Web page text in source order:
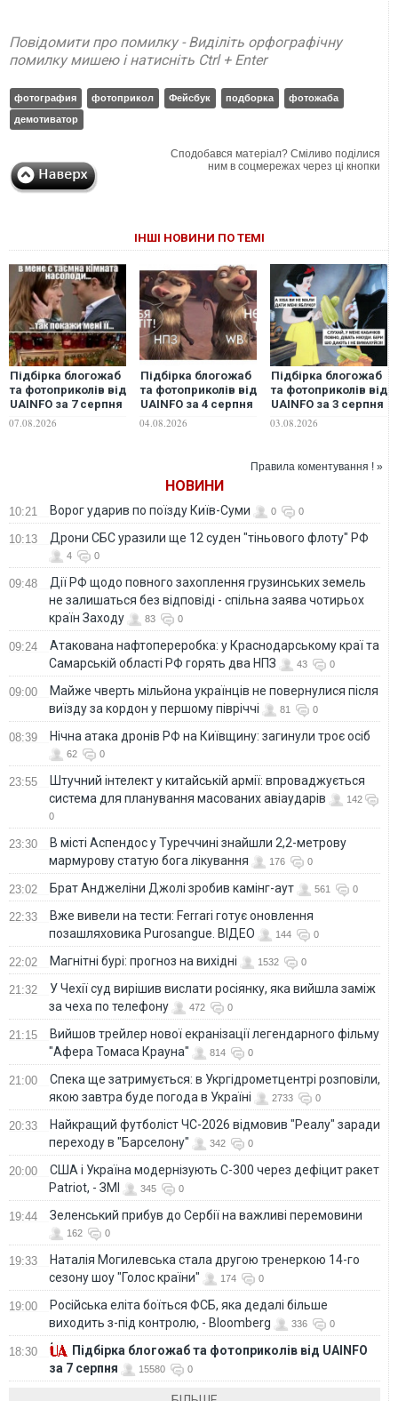
Повідомити про помилку - Виділіть орфографічну
помилку мишею і натисніть Ctrl + Enter
фотография фотоприкол Фейсбук подборка
фотожаба
демотиватор
Сподобався матеріал? Сміливо поділися
ним в соцмережах через ці кнопки
ІНШІ НОВИНИ ПО ТЕМІ
Підбірка блогожаб
та фотоприколів від
UAINFO за 7 серпня
07.08.2026
Підбірка блогожаб
та фотоприколів від
UAINFO за 4 серпня
04.08.2026
Підбірка блогожаб
та фотоприколів від
UAINFO за 3 серпня
03.08.2026
Правила коментування ! »
НОВИНИ
10:21 Ворог ударив по поїзду Київ-Суми 0 0
10:13 Дрони СБС уразили ще 12 суден "тіньового флоту" РФ
4 0
09:48
Дії РФ щодо повного захоплення грузинських земель
не залишаться без відповіді - спільна заява чотирьох
країн Заходу
83 0
09:24
Атакована нафтопереробка: у Краснодарському краї та
Самарській області РФ горять два НПЗ
43 0
09:00
Майже чверть мільйона українців не повернулися після
виїзду за кордон у першому півріччі
81 0
08:39 Нічна атака дронів РФ на Київщину: загинули троє осіб
62 0
23:55
Штучний інтелект у китайській армії: впроваджується
система для планування масованих авіаударів
142
0
23:30
В місті Аспендос у Туреччині знайшли 2,2-метрову
мармурову статую бога лікування
176 0
23:02 Брат Анджеліни Джолі зробив камінг-аут 561 0
22:33
Вже вивели на тести: Ferrari готує оновлення
позашляховика Purosangue. ВІДЕО
144 0
22:02 Магнітні бурі: прогноз на вихідні 1532 0
21:32
У Чехії суд вирішив вислати росіянку, яка вийшла заміж
за чеха по телефону
472 0
21:15
Вийшов трейлер нової екранізації легендарного фільму
"Афера Томаса Крауна"
814 0
21:00
Спека ще затримується: в Укргідрометцентрі розповіли,
якою завтра буде погода в Україні
2733 0
20:33
Найкращий футболіст ЧС-2026 відмовив "Реалу" заради
переходу в "Барселону"
342 0
20:00
США і Україна модернізують С-300 через дефіцит ракет
Patriot, - ЗМІ
345 0
19:44 Зеленський прибув до Сербії на важливі перемовини
162 0
19:33
Наталія Могилевська стала другою тренеркою 14-го
сезону шоу "Голос країни"
174 0
19:00
Російська еліта боїться ФСБ, яка дедалі більше
виходить з-під контролю, - Bloomberg
336 0
18:30
Підбірка блогожаб та фотоприколів від UAINFO
за 7 серпня
15580 0